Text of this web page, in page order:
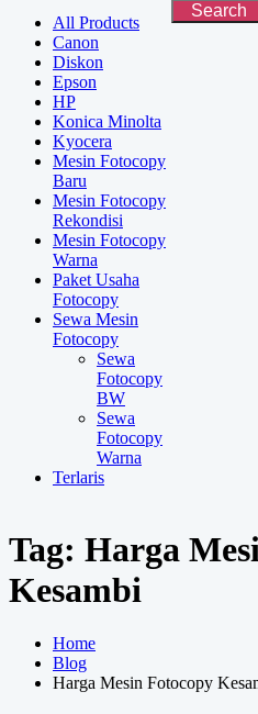
All Products
Canon
Diskon
Epson
HP
Konica Minolta
Kyocera
Mesin Fotocopy
Baru
Mesin Fotocopy
Rekondisi
Mesin Fotocopy
Warna
Paket Usaha
Fotocopy
Sewa Mesin
Fotocopy
Sewa
Fotocopy
BW
Sewa
Fotocopy
Warna
Terlaris
Search
Tag: Harga
Kesambi
Home
Blog
Harga Mesin Fotocopy